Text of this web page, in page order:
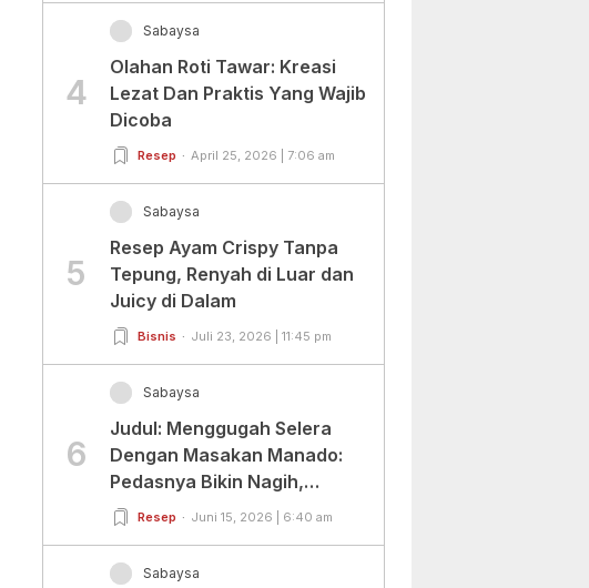
4
Sabaysa
Olahan Roti Tawar: Kreasi
Lezat Dan Praktis Yang Wajib
Dicoba
Resep April 25, 2026 | 7:06 am
5
Sabaysa
Resep Ayam Crispy Tanpa
Tepung, Renyah di Luar dan
Juicy di Dalam
Bisnis Juli 23, 2026 | 11:45 pm
6
Sabaysa
Judul: Menggugah Selera
Dengan Masakan Manado:
Pedasnya Bikin Nagih,
Ragamnya Bikin Ketagihan!
Resep Juni 15, 2026 | 6:40 am
Sabaysa